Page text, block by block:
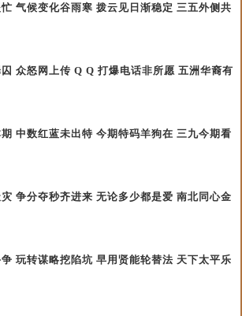
气候变化谷雨寒 拨云见日渐稳定 三五外侧共
众怒网上传 Q Q 打爆电话非所愿 五洲华裔有
中数红蓝未出特 今期特码羊狗在 三九今期看
争分夺秒齐进来 无论多少都是爱 南北同心金
玩转谋略挖陷坑 早用贤能轮替法 天下太平乐